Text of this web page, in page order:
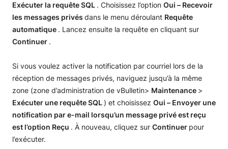
Exécuter la requête SQL . Choisissez l’option Oui – Recevoir
les messages privés dans le menu déroulant Requête
automatique . Lancez ensuite la requête en cliquant sur
Continuer .
Si vous voulez activer la notification par courriel lors de la
réception de messages privés, naviguez jusqu’à la même
zone (zone d’administration de vBulletin> Maintenance >
Exécuter une requête SQL ) et choisissez Oui – Envoyer une
notification par e-mail lorsqu’un message privé est reçu
est l’option Reçu . À nouveau, cliquez sur Continuer pour
l’exécuter.